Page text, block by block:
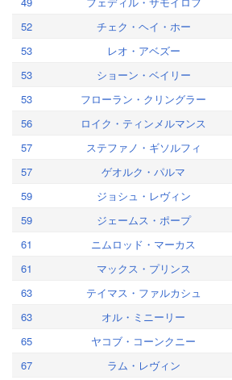
52
チェク・ヘイ・ホー
53
レオ・アベズー
53
ショーン・ベイリー
53
フローラン・クリングラー
56
ロイク・ティンメルマンス
57
ステファノ・ギソルフィ
57
ゲオルク・パルマ
59
ジョシュ・レヴィン
59
ジェームス・ポープ
61
ニムロッド・マーカス
61
マックス・プリンス
63
テイマス・ファルカシュ
63
オル・ミニーリー
65
ヤコブ・コーンクニー
67
ラム・レヴィン